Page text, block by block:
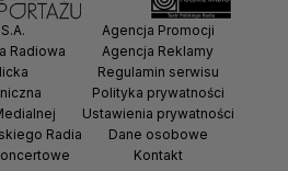
Radiowa
Radia
Agencja Promocji
Agencja Reklamy
Regulamin serwisu
Polityka prywatności
Ustawienia prywatności
Dane osobowe
Kontakt